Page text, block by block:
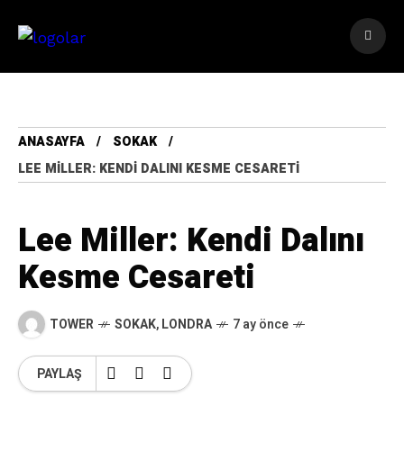
ANASAYFA
SOKAK
LEE MILLER: KENDI DALINI KESME CESARETI
Lee Miller: Kendi Dalını
Kesme Cesareti
TOWER SOKAK,LONDRA 7 ay önce
PAYLAŞ